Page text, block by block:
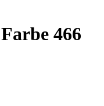
466